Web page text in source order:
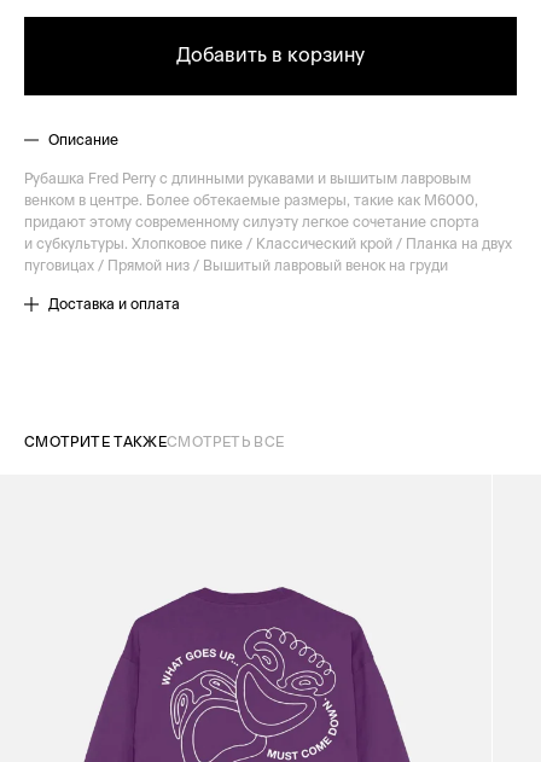
Добавить в корзину
Описание
Рубашка Fred Perry с длинными рукавами и вышитым лавровым
венком в центре. Более обтекаемые размеры, такие как M6000,
придают этому современному силуэту легкое сочетание спорта
и субкультуры. Хлопковое пике / Классический крой / Планка на двух
пуговицах / Прямой низ / Вышитый лавровый венок на груди
Доставка и оплата
СМОТРИТЕ ТАКЖЕСМОТРЕТЬ ВСЕ